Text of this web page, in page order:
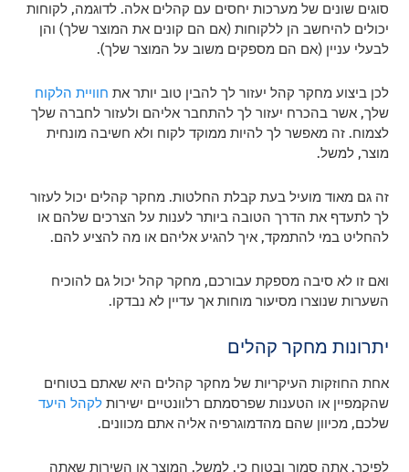
סוגים שונים של מערכות יחסים עם קהלים אלה. לדוגמה, לקוחות
יכולים להיחשב הן ללקוחות (אם הם קונים את המוצר שלך) והן
לבעלי עניין (אם הם מספקים משוב על המוצר שלך).
לכן ביצוע מחקר קהל יעזור לך להבין טוב יותר את חוויית הלקוח
שלך, אשר בהכרח יעזור לך להתחבר אליהם ולעזור לחברה שלך
לצמוח. זה מאפשר לך להיות ממוקד לקוח ולא חשיבה מונחית
מוצר, למשל.
זה גם מאוד מועיל בעת קבלת החלטות. מחקר קהלים יכול לעזור
לך לתעדף את הדרך הטובה ביותר לענות על הצרכים שלהם או
להחליט במי להתמקד, איך להגיע אליהם או מה להציע להם.
ואם זו לא סיבה מספקת עבורכם, מחקר קהל יכול גם להוכיח
השערות שנוצרו מסיעור מוחות אך עדיין לא נבדקו.
יתרונות מחקר קהלים
אחת החוזקות העיקריות של מחקר קהלים היא שאתם בטוחים
שהקמפיין או הטענות שפרסמתם רלוונטיים ישירותלקהל היעד
שלכם, מכיוון שהם מהדמוגרפיה אליה אתם מכוונים.
לפיכך, אתה סמוך ובטוח כי, למשל, המוצר או השירות שאתה